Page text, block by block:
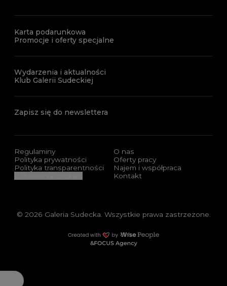
Karta podarunkowa
Promocje i oferty specjalne
Wydarzenia i aktualności
Klub Galerii Sudeckiej
Zapisz się do newslettera
Regulaminy
Polityka prywatności
Polityka transparentności
O nas
Oferty pracy
Najem i współpraca
Kontakt
© 2026 Galeria Sudecka. Wszystkie prawa zastrzeżone.